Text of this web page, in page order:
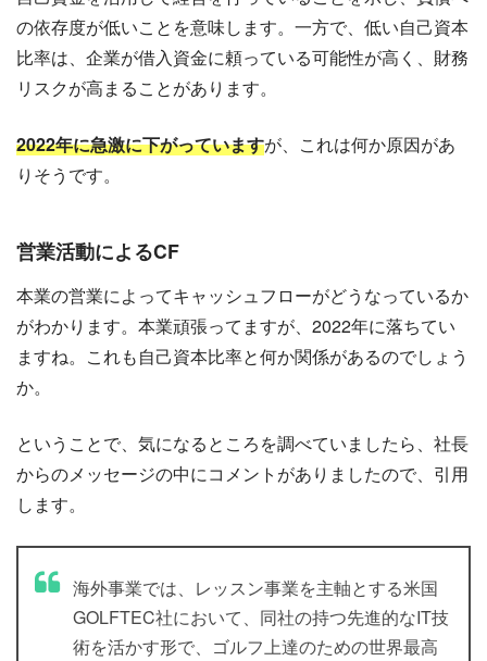
の依存度が低いことを意味します。一方で、低い自己資本
比率は、企業が借入資金に頼っている可能性が高く、財務
リスクが高まることがあります。
2022年に急激に下がっていますが、これは何か原因があ
りそうです。
営業活動によるCF
本業の営業によってキャッシュフローがどうなっているか
がわかります。本業頑張ってますが、2022年に落ちてい
ますね。これも自己資本比率と何か関係があるのでしょう
か。
ということで、気になるところを調べていましたら、社長
からのメッセージの中にコメントがありましたので、引用
します。
海外事業では、レッスン事業を主軸とする米国
GOLFTEC社において、同社の持つ先進的なIT技
術を活かす形で、ゴルフ上達のための世界最高